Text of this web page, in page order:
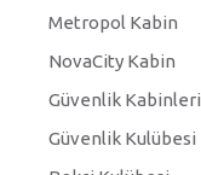
Metropol Kabin
NovaCity Kabin
Güvenlik Kabinleri
Güvenlik Kulübesi